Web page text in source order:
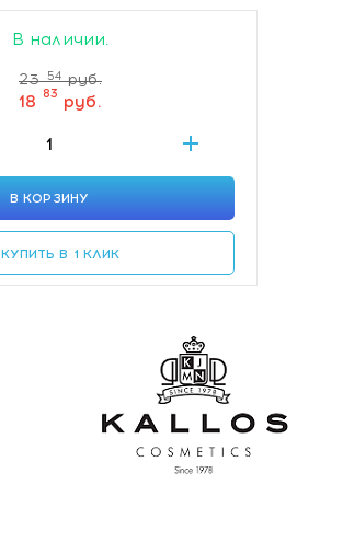
В наличии.
23 54 руб.
18 83 руб.
В КОРЗИНУ
КУПИТЬ В 1 КЛИК